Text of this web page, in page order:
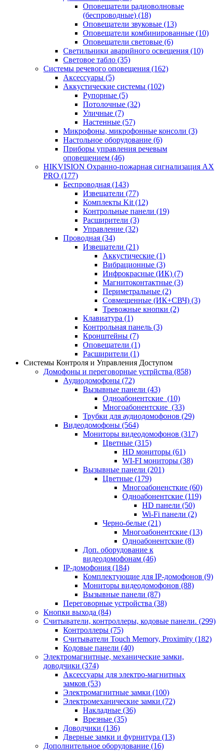
Оповещатели радиоволновые
(беспроводные) (18)
Оповещатели звуковые (13)
Оповещатели комбинированные (10)
Оповещатели световые (6)
Светильники аварийного освещения (10)
Световое табло (35)
Системы речевого оповещения (162)
Аксессуары (5)
Аккустические системы (102)
Рупорные (5)
Потолочные (32)
Уличные (7)
Настенные (57)
Микрофоны, микрофонные консоли (3)
Настольное оборудование (6)
Приборы управления речевым
оповещением (46)
HIKVISION Охранно-пожарная сигнализация AX
PRO (177)
Беспроводная (143)
Извещатели (77)
Комплекты Kit (12)
Контрольные панели (19)
Расширители (3)
Управление (32)
Проводная (34)
Извещатели (21)
Аккустические (1)
Вибрационные (3)
Инфрокрасные (ИК) (7)
Магнитоконтактные (3)
Периметральные (2)
Совмещенные (ИК+СВЧ) (3)
Тревожные кнопки (2)
Клавиатура (1)
Контрольная панель (3)
Кронштейны (7)
Оповещатели (1)
Расширители (1)
Системы Контроля и Управления Доступом
Домофоны и переговорные устрйства (858)
Аудиодомофоны (72)
Вызывные панели (43)
Одноабонентские (10)
Многоабонентские (33)
Трубки для аудиодомофонов (29)
Видеодомофоны (564)
Мониторы видеодомофонов (317)
Цветные (315)
HD мониторы (61)
WI-FI мониторы (38)
Вызывные панели (201)
Цветные (179)
Многоабоненсткие (60)
Одноабонентские (119)
HD панели (50)
Wi-Fi панели (2)
Черно-белые (21)
Многоабонентские (13)
Одноабонентские (8)
Доп. оборудование к
видеодомофонам (46)
IP-домофония (184)
Комплектующие для IP-домофонов (9)
Мониторы видеодомофонов (88)
Вызывные панели (87)
Переговорные устройства (38)
Кнопки выхода (84)
Считыватели, контроллеры, кодовые панели. (299)
Контроллеры (75)
Считыватели Touch Memory, Proximity (182)
Кодовые панели (40)
Электромагнитные, механические замки,
доводчики (374)
Аксессуары для электро-магнитных
замков (53)
Электромагнитные замки (100)
Электромеханические замки (72)
Накладные (36)
Врезные (35)
Доводчики (136)
Дверные замки и фурнитура (13)
Дополнительное оборудование (16)